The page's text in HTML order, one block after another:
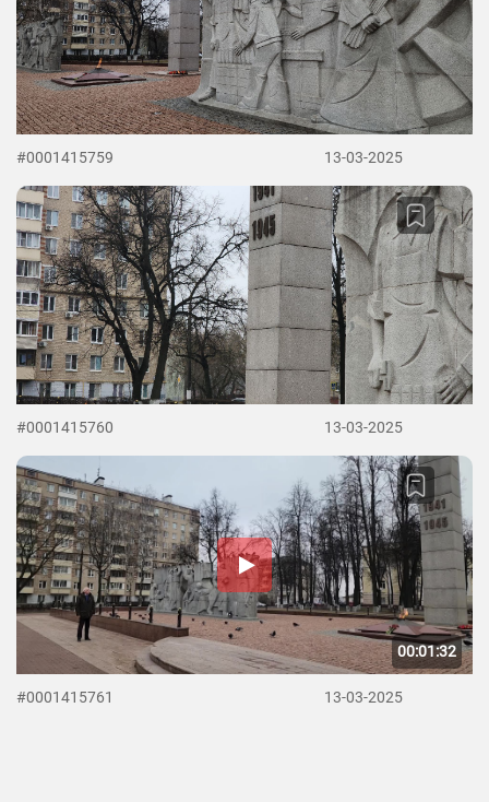
#0001415759 13-03-2025
#0001415760 13-03-2025
00:01:32
#0001415761 13-03-2025